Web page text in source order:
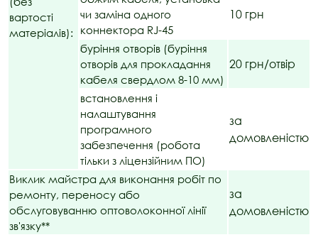
вартості
матеріалів):
чи заміна одного
коннектора RJ-45
10 грн
буріння отворів (буріння
отворів для прокладання
кабеля свердлом 8-10 мм)
20 грн/отвір
встановлення і
налаштування
програмного
забезпечення (робота
тільки з ліцензійним ПО)
за
домовленістю
Виклик майстра для виконання робіт по
ремонту, переносу або
обслуговуванню оптоволоконної лінії
зв'язку**
за
домовленістю